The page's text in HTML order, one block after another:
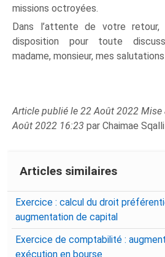
missions octroyées.
Dans l’attente de votre
disposition pour toute
madame, monsieur, mes
Article publié le 22 Août 2022 Mise
Août 2022 16:23par Chaimae
Articles similaires
Exercice : calcul du droit
augmentation de capital
Exercice de comptabilité :
exécution en bourse